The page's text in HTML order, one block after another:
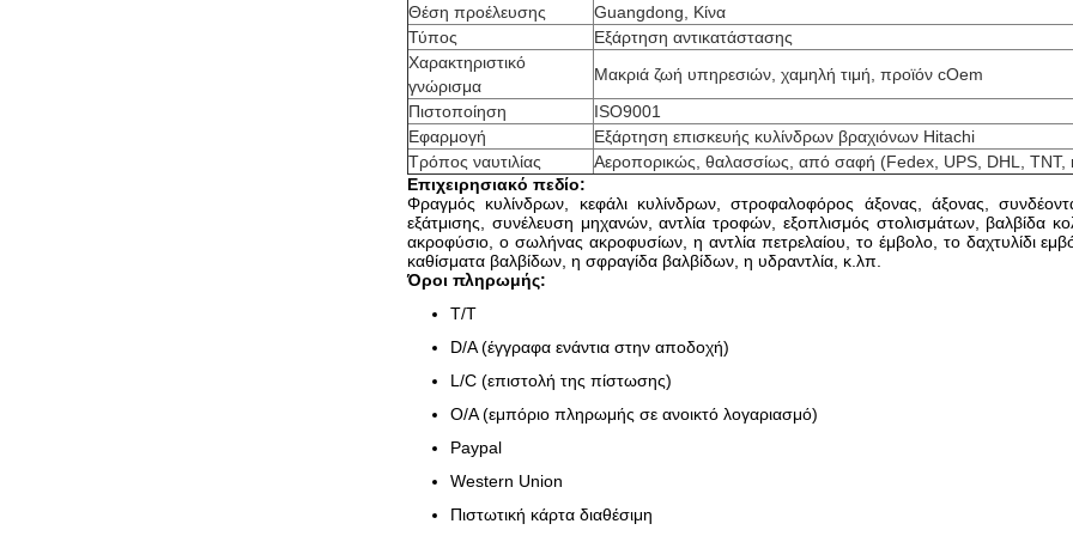
Θέση προέλευσης
Guangdong, Κίνα
Τύπος
Εξάρτηση αντικατάστασης
Χαρακτηριστικό
γνώρισμα
Μακριά ζωή υπηρεσιών, χαμηλή τιμή, προϊόν cOem
Πιστοποίηση
ISO9001
Εφαρμογή
Εξάρτηση επισκευής κυλίνδρων βραχιόνων Hitachi
Τρόπος ναυτιλίας
Αεροπορικώς, θαλασσίως, από σαφή (Fedex, UPS, DHL, TNT,
Επιχειρησιακό πεδίο:
Φραγμός κυλίνδρων, κεφάλι κυλίνδρων, στροφαλοφόρος άξονας, άξονας,
εξάτμισης, συνέλευση μηχανών, αντλία τροφών, εξοπλισμός στολισμάτων,
ακροφύσιο, ο σωλήνας ακροφυσίων, η αντλία πετρελαίου, το έμβολο, το δαχτυλίδι
καθίσματα βαλβίδων, η σφραγίδα βαλβίδων, η υδραντλία, κ.λπ.
Όροι πληρωμής:
T/T
D/A (έγγραφα ενάντια στην αποδοχή)
L/C (επιστολή της πίστωσης)
O/A (εμπόριο πληρωμής σε ανοικτό λογαριασμό)
Paypal
Western Union
Πιστωτική κάρτα διαθέσιμη